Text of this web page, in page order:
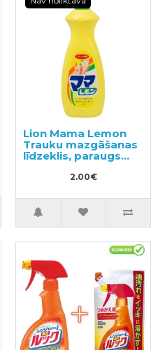
Lion Mama Lemon
Trauku mazgāšanas
līdzeklis, paraugs
2.00€